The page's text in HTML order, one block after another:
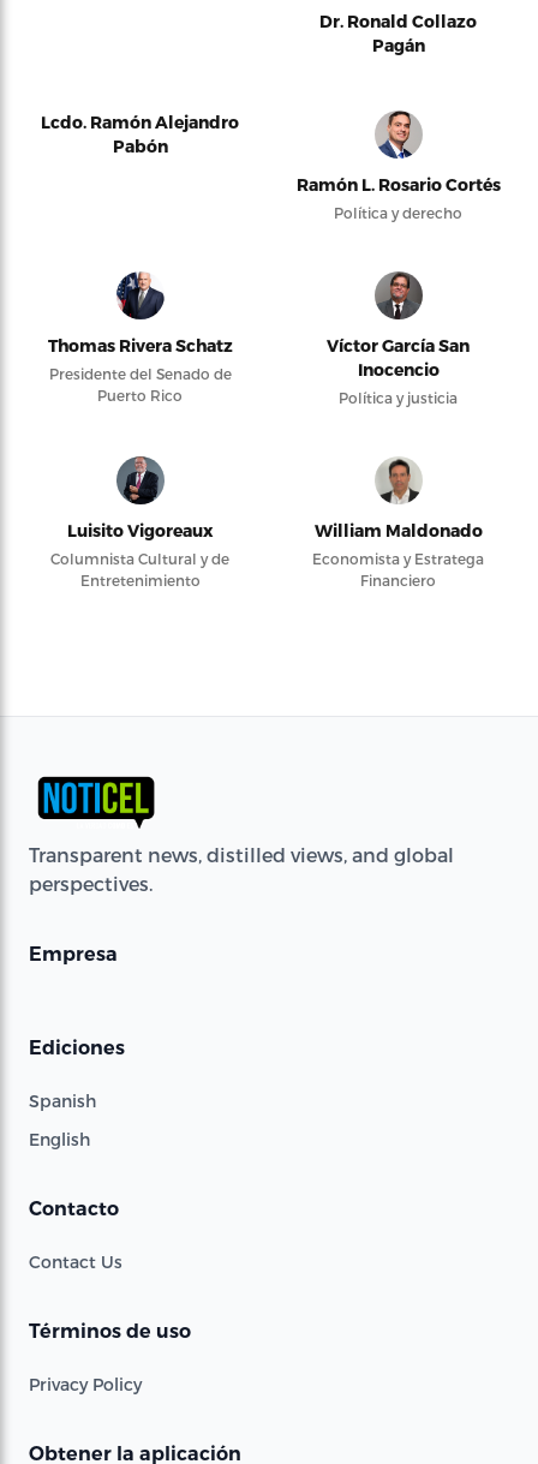
Dr. Ronald Collazo
Pagán
Lcdo. Ramón Alejandro
Pabón
Ramón L. Rosario Cortés
Política y derecho
Thomas Rivera Schatz
Presidente del Senado de
Puerto Rico
Víctor García San
Inocencio
Política y justicia
Luisito Vigoreaux
Columnista Cultural y de
Entretenimiento
William Maldonado
Economista y Estratega
Financiero
Transparent news, distilled views, and global
perspectives.
Empresa
Ediciones
Spanish
English
Contacto
Contact Us
Términos de uso
Privacy Policy
Obtener la aplicación